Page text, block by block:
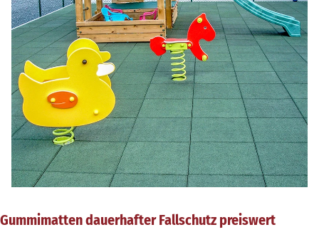
Gummimatten dauerhafter Fallschutz preiswert